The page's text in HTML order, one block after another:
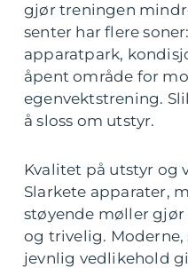
gjør treningen
senter har flere
apparatpark,
åpent område for
egenvektstrening.
å sloss om utstyr.
Kvalitet på utstyr og
Slarkete apparater,
støyende møller
og trivelig.
jevnlig vedlikehold